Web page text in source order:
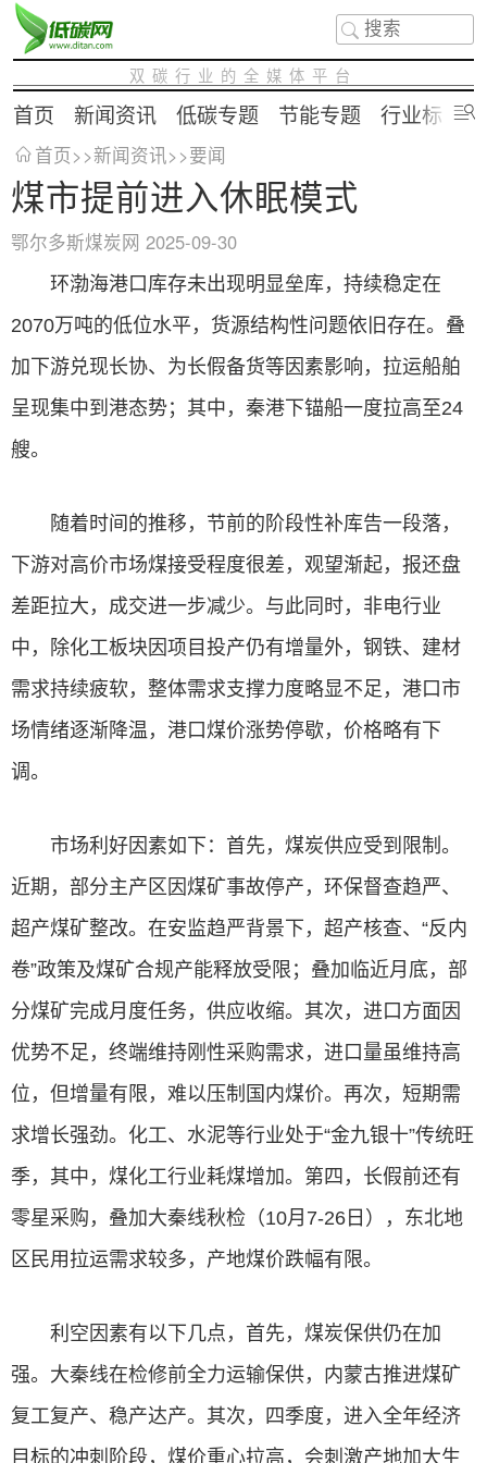
双碳行业的全媒体平台
首页 新闻资讯 低碳专题 节能专题 行业标准
首页>>新闻资讯>>要闻
煤市提前进入休眠模式
鄂尔多斯煤炭网 2025-09-30
环渤海港口库存未出现明显垒库，持续稳定在
2070万吨的低位水平，货源结构性问题依旧存在。叠
加下游兑现长协、为长假备货等因素影响，拉运船舶
呈现集中到港态势；其中，秦港下锚船一度拉高至24
艘。
随着时间的推移，节前的阶段性补库告一段落，
下游对高价市场煤接受程度很差，观望渐起，报还盘
差距拉大，成交进一步减少。与此同时，非电行业
中，除化工板块因项目投产仍有增量外，钢铁、建材
需求持续疲软，整体需求支撑力度略显不足，港口市
场情绪逐渐降温，港口煤价涨势停歇，价格略有下
调。
市场利好因素如下：首先，煤炭供应受到限制。
近期，部分主产区因煤矿事故停产，环保督查趋严、
超产煤矿整改。在安监趋严背景下，超产核查、“反内
卷”政策及煤矿合规产能释放受限；叠加临近月底，部
分煤矿完成月度任务，供应收缩。其次，进口方面因
优势不足，终端维持刚性采购需求，进口量虽维持高
位，但增量有限，难以压制国内煤价。再次，短期需
求增长强劲。化工、水泥等行业处于“金九银十”传统旺
季，其中，煤化工行业耗煤增加。第四，长假前还有
零星采购，叠加大秦线秋检（10月7-26日），东北地
区民用拉运需求较多，产地煤价跌幅有限。
利空因素有以下几点，首先，煤炭保供仍在加
强。大秦线在检修前全力运输保供，内蒙古推进煤矿
复工复产、稳产达产。其次，四季度，进入全年经济
目标的冲刺阶段，煤价重心拉高，会刺激产地加大生